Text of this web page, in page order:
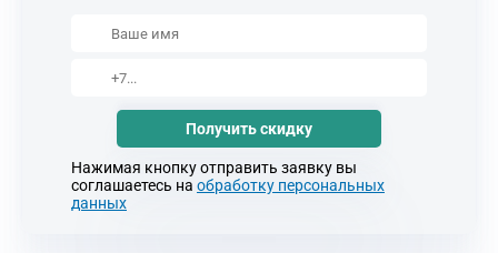
Получить скидку
Нажимая кнопку отправить заявку вы
соглашаетесь на обработку персональных
данных